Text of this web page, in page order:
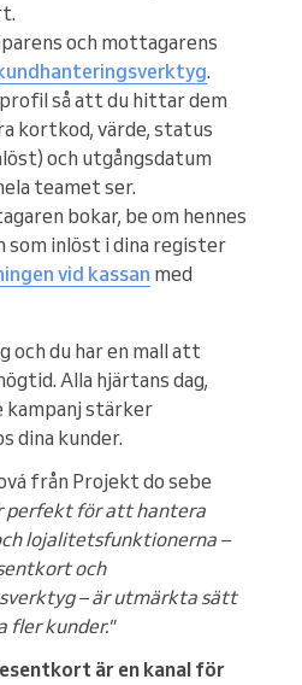
och mottagarens
.
så att du hittar dem
kortkod, värde, status
och utgångsdatum
teamet ser.
bokar, be om hennes
som inlöst i dina register
vid kassan med
och du har en mall att
Alla hjärtans dag,
kampanj stärker
dina kunder.
från Projekt do sebe
perfekt för att hantera
lojalitetsfunktionerna –
och
– är utmärkta sätt
fler kunder."
är en kanal för